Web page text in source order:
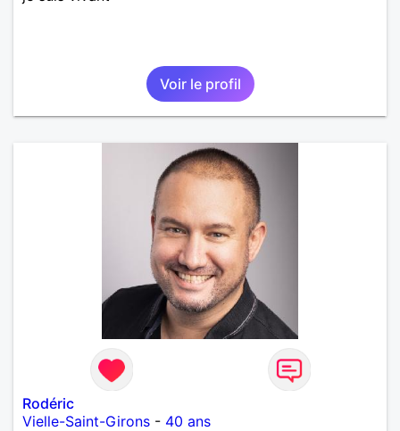
Voir le profil
Rodéric
Vielle-Saint-Girons - 40 ans